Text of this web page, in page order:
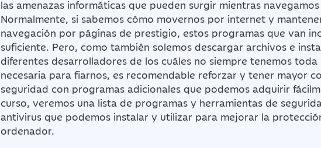
las amenazas informáticas que pueden surgir mientras
Normalmente, si sabemos cómo movernos por internet y
navegación por páginas de prestigio, estos programas que van
suficiente. Pero, como también solemos descargar archivos e
diferentes desarrolladores de los cuáles no siempre tenemos toda
necesaria para fiarnos, es recomendable reforzar y tener mayor
seguridad con programas adicionales que podemos adquirir
curso, veremos una lista de programas y herramientas de
antivirus que podemos instalar y utilizar para mejorar la
ordenador.